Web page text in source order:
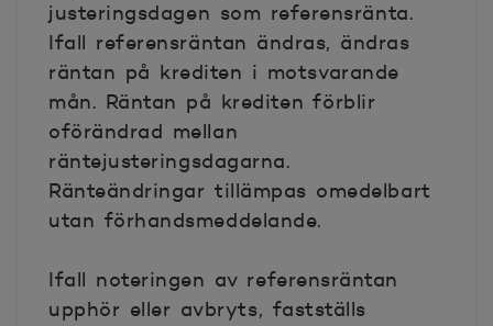
justeringsdagen som referensränta.
Ifall referensräntan ändras, ändras
räntan på krediten i motsvarande
mån. Räntan på krediten förblir
oförändrad mellan
räntejusteringsdagarna.
Ränteändringar tillämpas omedelbart
utan förhandsmeddelande.
Ifall noteringen av referensräntan
upphör eller avbryts, fastställs